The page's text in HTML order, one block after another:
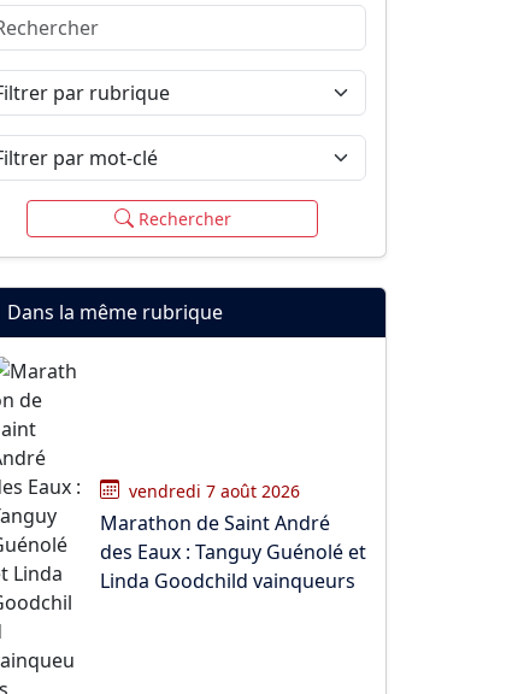
par rubrique
par mot-clé
Rechercher
Dans la même rubrique
vendredi 7 août 2026
Marathon de Saint André
des Eaux : Tanguy Guénolé et
Linda Goodchild vainqueurs